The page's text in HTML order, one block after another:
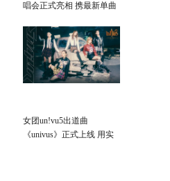
唱会正式亮相 携最新单曲
女团un!vu5出道曲
《univus》正式上线 用实